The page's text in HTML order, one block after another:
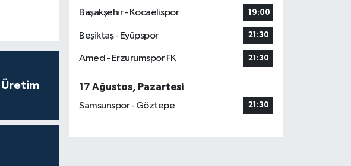
Üretim
Başakşehir - Kocaelispor
19:00
Beşiktaş - Eyüpspor 21:30
Amed - Erzurumspor FK 21:30
17 Ağustos, Pazartesi
Samsunspor - Göztepe
21:30